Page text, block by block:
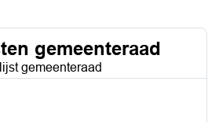
gemeenteraad
gemeenteraad